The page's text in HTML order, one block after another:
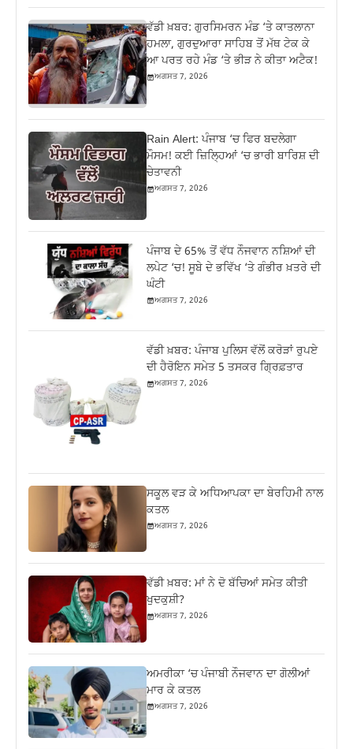
ਵੱਡੀ ਖ਼ਬਰ: ਗੁਰਸਿਮਰਨ ਮੰਡ ‘ਤੇ ਕਾਤਲਾਨਾ
ਹਮਲਾ, ਗੁਰਦੁਆਰਾ ਸਾਹਿਬ ਤੋਂ ਮੱਥ ਟੇਕ ਕੇ
ਆ ਪਰਤ ਰਹੇ ਮੰਡ ‘ਤੇ ਭੀੜ ਨੇ ਕੀਤਾ ਅਟੈਕ!
ਅਗਸਤ 7, 2026
Rain Alert: ਪੰਜਾਬ ‘ਚ ਫਿਰ ਬਦਲੇਗਾ
ਮੌਸਮ! ਕਈ ਜ਼ਿਲ੍ਹਿਆਂ ‘ਚ ਭਾਰੀ ਬਾਰਿਸ਼ ਦੀ
ਚੇਤਾਵਨੀ
ਅਗਸਤ 7, 2026
ਪੰਜਾਬ ਦੇ 65% ਤੋਂ ਵੱਧ ਨੌਜਵਾਨ ਨਸ਼ਿਆਂ ਦੀ
ਲਪੇਟ ‘ਚ! ਸੂਬੇ ਦੇ ਭਵਿੱਖ ‘ਤੇ ਗੰਭੀਰ ਖ਼ਤਰੇ ਦੀ
ਘੰਟੀ
ਅਗਸਤ 7, 2026
ਵੱਡੀ ਖ਼ਬਰ: ਪੰਜਾਬ ਪੁਲਿਸ ਵੱਲੋਂ ਕਰੋੜਾਂ ਰੁਪਏ
ਦੀ ਹੈਰੋਇਨ ਸਮੇਤ 5 ਤਸਕਰ ਗ੍ਰਿਫ਼ਤਾਰ
ਅਗਸਤ 7, 2026
ਸਕੂਲ ਵੜ ਕੇ ਅਧਿਆਪਕਾ ਦਾ ਬੇਰਹਿਮੀ ਨਾਲ
ਕਤਲ
ਅਗਸਤ 7, 2026
ਵੱਡੀ ਖ਼ਬਰ: ਮਾਂ ਨੇ ਦੋ ਬੱਚਿਆਂ ਸਮੇਤ ਕੀਤੀ
ਖੁਦਕੁਸ਼ੀ?
ਅਗਸਤ 7, 2026
ਅਮਰੀਕਾ ‘ਚ ਪੰਜਾਬੀ ਨੌਜਵਾਨ ਦਾ ਗੋਲੀਆਂ
ਮਾਰ ਕੇ ਕਤਲ
ਅਗਸਤ 7, 2026